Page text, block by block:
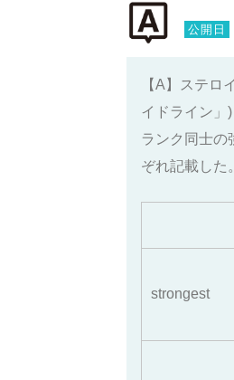
【A】ステ
イドライン」
ランク同士の
ぞれ記載した
strongest